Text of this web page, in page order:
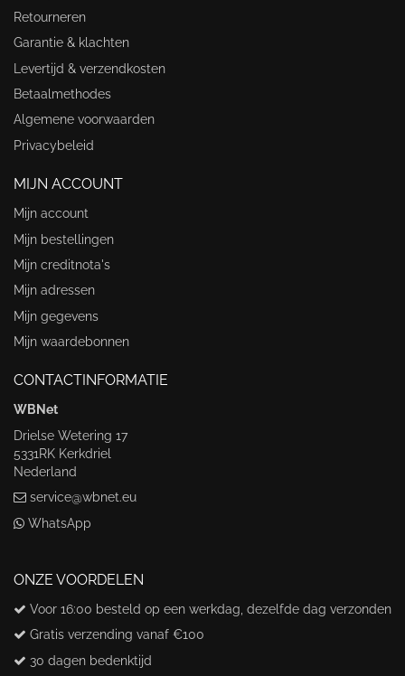
Retourneren
Garantie & klachten
Levertijd & verzendkosten
Betaalmethodes
Algemene voorwaarden
Privacybeleid
MIJN ACCOUNT
Mijn account
Mijn bestellingen
Mijn creditnota's
Mijn adressen
Mijn gegevens
Mijn waardebonnen
CONTACTINFORMATIE
WBNet
Drielse Wetering 17
5331RK Kerkdriel
Nederland
service@wbnet.eu
WhatsApp
ONZE VOORDELEN
Voor 16:00 besteld op een werkdag, dezelfde dag verzonden
Gratis verzending vanaf €100
30 dagen bedenktijd